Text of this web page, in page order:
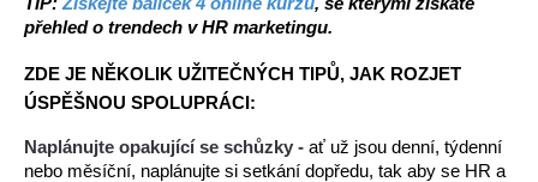
přehled o trendech v HR marketingu.
ZDE JE NĚKOLIK UŽITEČNÝCH TIPŮ, JAK ROZJET
ÚSPĚŠNOU SPOLUPRÁCI:
Naplánujte opakující se schůzky - ať už jsou denní, týdenní
nebo měsíční, naplánujte si setkání dopředu, tak aby se HR a